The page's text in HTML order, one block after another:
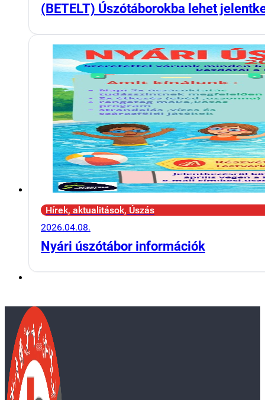
(BETELT) Úszótáborokba lehet
Hírek, aktualitások, Úszás
2026.04.08.
Nyári úszótábor információk